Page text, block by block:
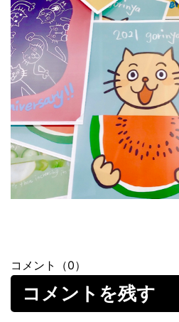
コメント（0）
コメントを残す